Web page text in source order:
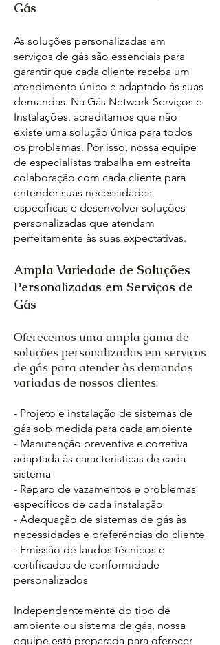
Gás
As soluções personalizadas em
serviços de gás são essenciais para
garantir que cada cliente receba um
atendimento único e adaptado às suas
demandas. Na Gás Network Serviços e
Instalações, acreditamos que não
existe uma solução única para todos
os problemas. Por isso, nossa equipe
de especialistas trabalha em estreita
colaboração com cada cliente para
entender suas necessidades
específicas e desenvolver soluções
personalizadas que atendam
perfeitamente às suas expectativas.
Ampla Variedade de Soluções
Personalizadas em Serviços de
Gás
Oferecemos uma ampla gama de
soluções personalizadas em serviços
de gás para atender às demandas
variadas de nossos clientes:
- Projeto e instalação de sistemas de
gás sob medida para cada ambiente
- Manutenção preventiva e corretiva
adaptada às características de cada
sistema
- Reparo de vazamentos e problemas
específicos de cada instalação
- Adequação de sistemas de gás às
necessidades e preferências do cliente
- Emissão de laudos técnicos e
certificados de conformidade
personalizados
Independentemente do tipo de
ambiente ou sistema de gás, nossa
equipe está preparada para oferecer